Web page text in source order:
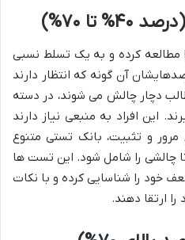
۷۰%)
مطالعه کرده و به یک تسلط نسبی
آن گونه که انتظار دارند
دچار چالش می شوند، در دسته
این افراد به منبعی نیاز دارند
مرور و تثبیت، بانک تستی متنوع
چالشی را شامل شود. این تست ها
خود را شناسایی کرده و با نکات
ارتقا دهند.